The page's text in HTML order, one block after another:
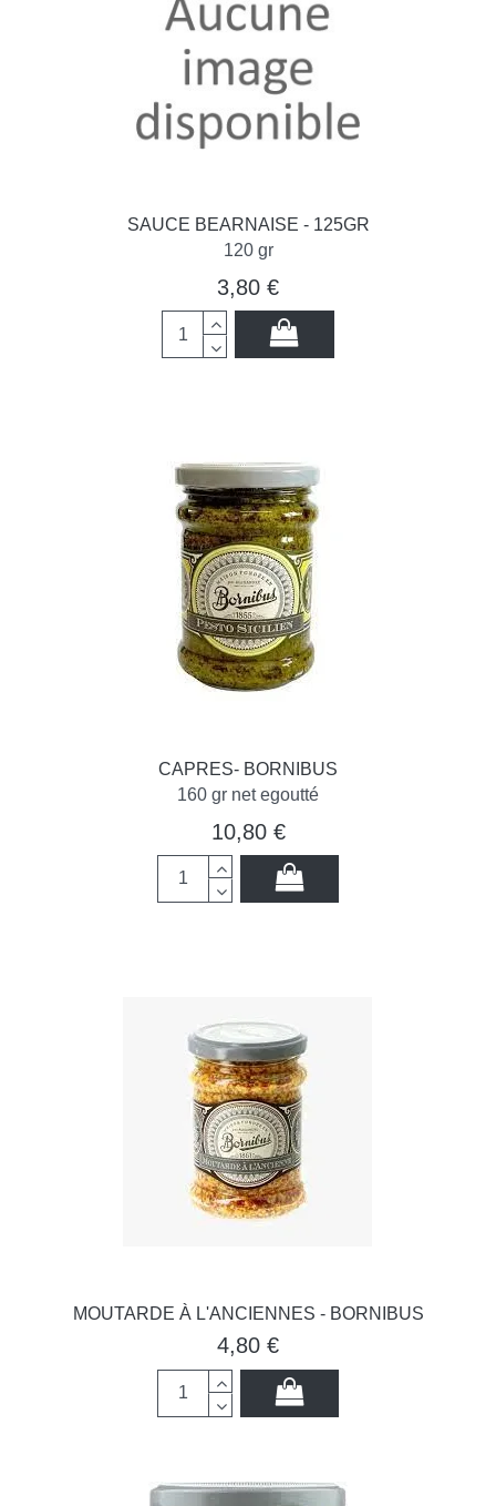
SAUCE BEARNAISE - 125GR
120 gr
3,80 €
CAPRES- BORNIBUS
160 gr net egoutté
10,80 €
MOUTARDE À L'ANCIENNES - BORNIBUS
4,80 €